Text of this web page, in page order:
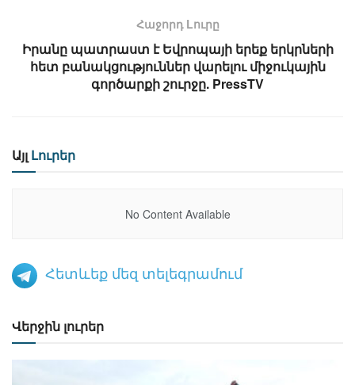
Հաջորդ Lուրը
Իրանը պատրաստ է Եվրոպայի երեք երկրների
հետ բանակցություններ վարելու միջուկային
գործարքի շուրջը. PressTV
Այլ Լուրեր
No Content Available
Հետևեք մեզ տելեգրամում
Վերջին լուրեր